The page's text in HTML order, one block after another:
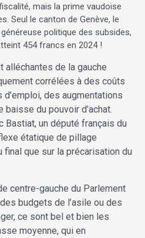
mais la prime vaudoise
Seul le canton de Genève, le
politique des subsides,
454 francs en 2024 !
de la gauche
corrélées à des coûts
des augmentations
du pouvoir d’achat.
Bastiat, un député français du
étatique de pillage
final que sur la précarisation du
centre-gauche du Parlement
budgets de l’asile ou des
ce sont bel et bien les
moyenne, qui en